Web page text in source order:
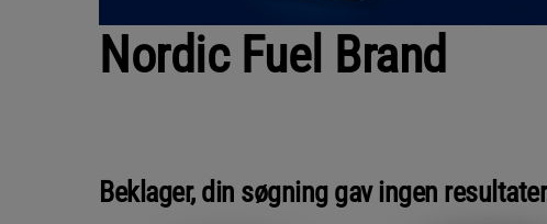
Nordic Fuel Brand
Beklager, din søgning gav ingen